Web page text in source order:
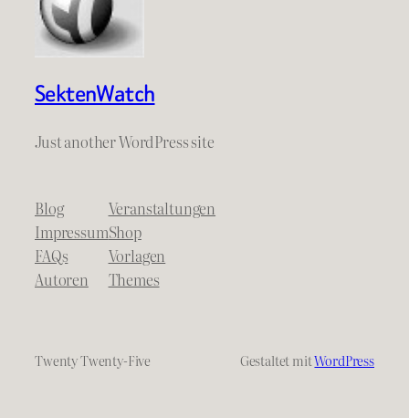
SektenWatch
Just another WordPress site
Blog
Impressum
FAQs
Autoren
Veranstaltungen
Shop
Vorlagen
Themes
Twenty Twenty-Five Gestaltet mitWordPress